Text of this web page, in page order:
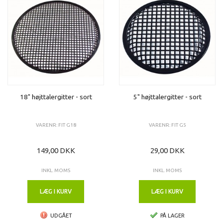
18" højttalergitter - sort
VARENR: FIT G18
149,00 DKK
INKL. MOMS
LÆG I KURV
UDGÅET
5" højttalergitter - sort
VARENR: FIT G5
29,00 DKK
INKL. MOMS
LÆG I KURV
PÅ LAGER